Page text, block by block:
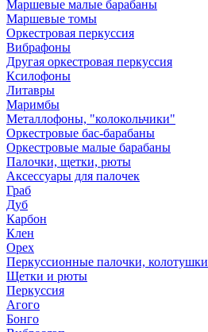
Маршевые малые барабаны
Маршевые томы
Оркестровая перкуссия
Вибрафоны
Другая оркестровая перкуссия
Ксилофоны
Литавры
Маримбы
Металлофоны, "колокольчики"
Оркестровые бас-барабаны
Оркестровые малые барабаны
Палочки, щетки, рюты
Аксессуары для палочек
Граб
Дуб
Карбон
Клен
Орех
Перкуссионные палочки, колотушки
Щетки и рюты
Перкуссия
Агого
Бонго